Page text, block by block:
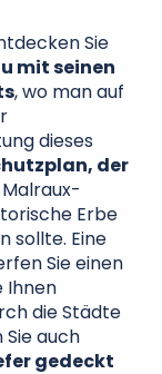
Sie
mit seinen
, wo man auf
dieses
der
Erbe
sollte. Eine
Sie einen
Ihnen
die Städte
auch
gedeckt